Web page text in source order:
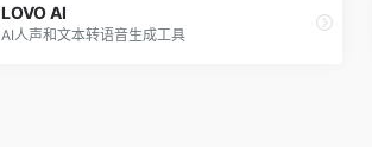
LOVO AI
AI人声和文本转语音生成工具